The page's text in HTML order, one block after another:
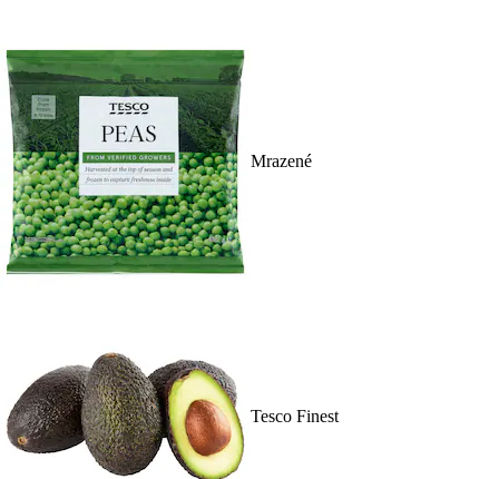
Mrazené
Tesco Finest